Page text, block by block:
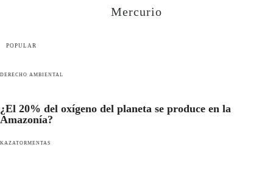
Mercurio
POPULAR
DERECHO AMBIENTAL
¿El 20% del oxígeno del planeta se produce en la
Amazonía?
KAZATORMENTAS